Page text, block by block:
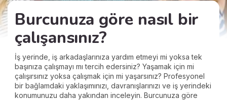
Burcunuza göre nasıl bir
çalışansınız?
İş yerinde, iş arkadaşlarınıza yardım etmeyi mi yoksa tek
başınıza çalışmayı mı tercih edersiniz? Yaşamak için mi
çalışırsınız yoksa çalışmak için mi yaşarsınız? Profesyonel
bir bağlamdaki yaklaşımınızı, davranışlarınızı ve iş yerindeki
konumunuzu daha yakından inceleyin. Burcunuza göre